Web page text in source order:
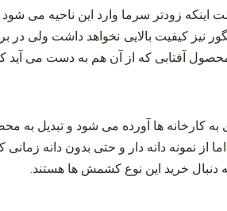
اینکه زودتر سرما وارد این ناحیه می‌
نیز کیفیت بالایی نخواهد داشت ولی در
آفتابی که از آن هم به دست می‌ آید
به کارخانه‌ ها آورده می‌ شود و تبدیل
نمونه دانه‌ دار و حتی بدون دانه
دنبال خرید این نوع کشمش‌ ها هستند.